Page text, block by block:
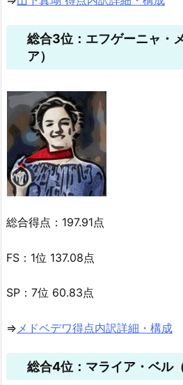
総合3位：エフゲーニャ・
ア）
総合得点：197.91点
FS：1位 137.08点
SP：7位 60.83点
⇒メドベデワ得点内訳詳細・構成
総合4位：マライア・ベル